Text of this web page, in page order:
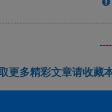
更多精彩文章请收藏本